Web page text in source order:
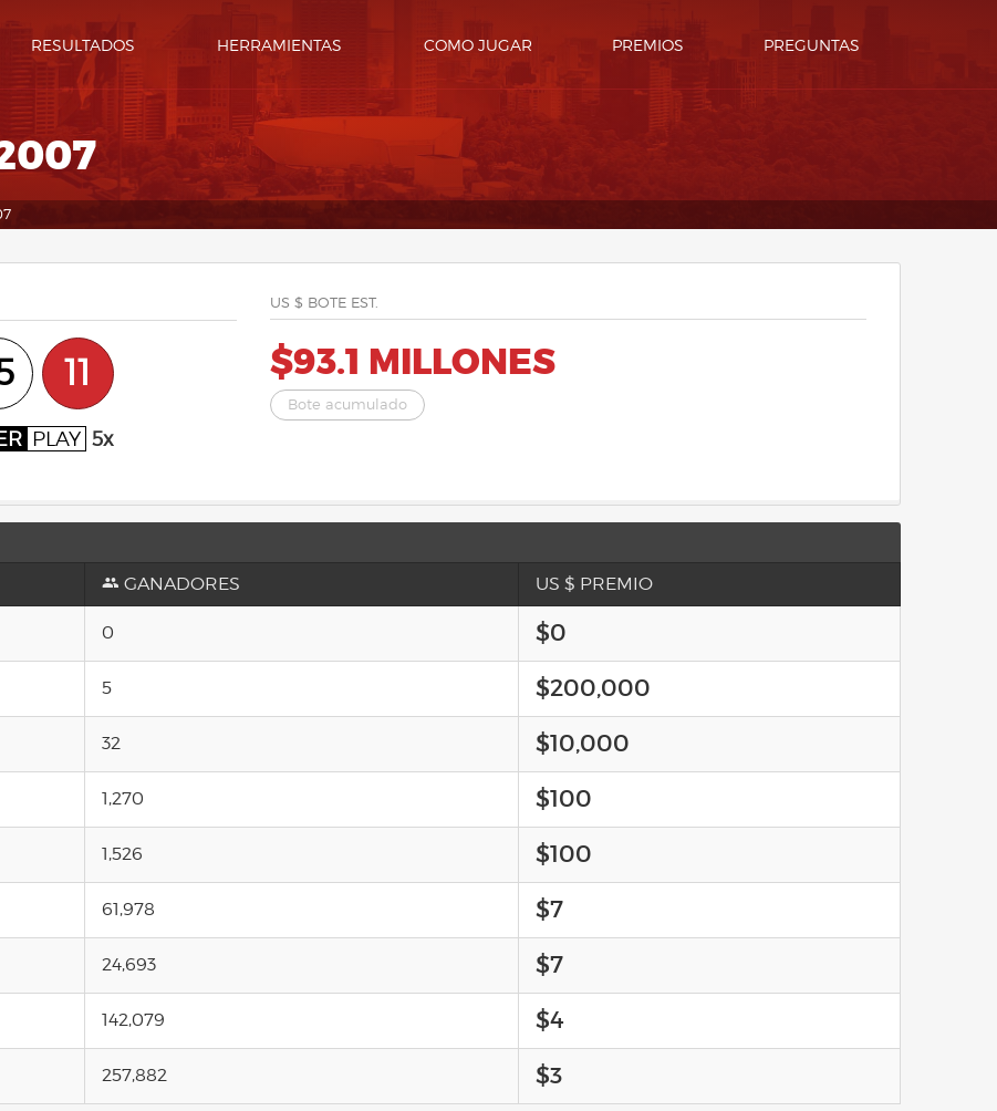
RESULTADOS HERRAMIENTAS COMO JUGAR PREMIOS PREGUNTAS
11
PLAY 5x
US $ BOTE EST.
$93.1 MILLONES
Bote acumulado
GANADORES US $ PREMIO
0 $0
5 $200,000
32 $10,000
1,270 $100
1,526 $100
61,978 $7
24,693 $7
142,079 $4
257,882 $3